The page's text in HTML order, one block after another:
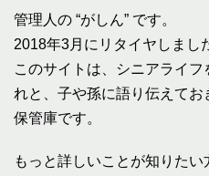
管理人の “がしん” です。
2018年3月にリタイヤしまし
このサイトは、シニアライ
れと、子や孫に語り伝えて
保管庫です。
もっと詳しいことが知りたい